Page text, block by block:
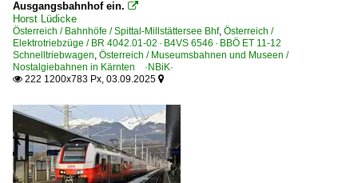
Ausgangsbahnhof ein. 
Horst Lüdicke
Österreich / Bahnhöfe / Spittal-Millstättersee Bhf, Österreich /
Elektrotriebzüge / BR 4042.01-02 · B4VS 6546 · BBÖ ET 11-12
Schnelltriebwagen, Österreich / Museumsbahnen und Museen /
Nostalgiebahnen in Kärnten ·NBiK·
 222 1200x783 Px, 03.09.2025 